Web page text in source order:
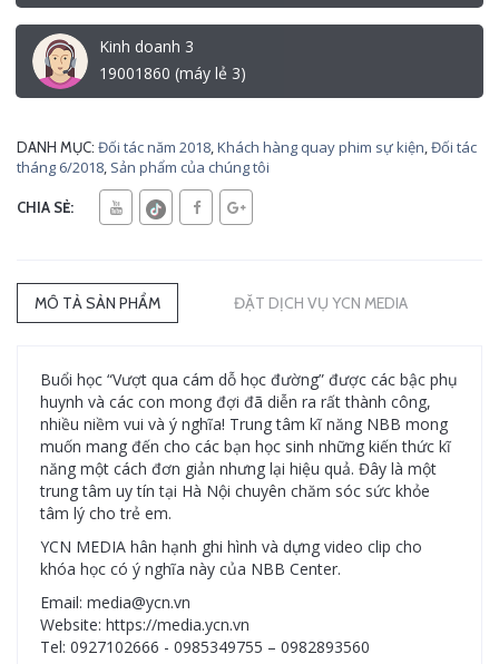
Kinh doanh 3
19001860 (máy lẻ 3)
DANH MỤC: Đối tác năm 2018,Khách hàng quay phim sự kiện,Đối tác
tháng 6/2018, Sản phẩm của chúng tôi
CHIA SẺ:
MÔ TẢ SẢN PHẨM ĐẶT DỊCH VỤ YCN MEDIA
Buổi học “Vượt qua cám dỗ học đường” được các bậc phụ
huynh và các con mong đợi đã diễn ra rất thành công,
nhiều niềm vui và ý nghĩa! Trung tâm kĩ năng NBB mong
muốn mang đến cho các bạn học sinh những kiến thức kĩ
năng một cách đơn giản nhưng lại hiệu quả. Đây là một
trung tâm uy tín tại Hà Nội chuyên chăm sóc sức khỏe
tâm lý cho trẻ em.
YCN MEDIA hân hạnh ghi hình và dựng video clip cho
khóa học có ý nghĩa này của NBB Center.
Email: media@ycn.vn
Website: https://media.ycn.vn
Tel: 0927102666 - 0985349755 – 0982893560